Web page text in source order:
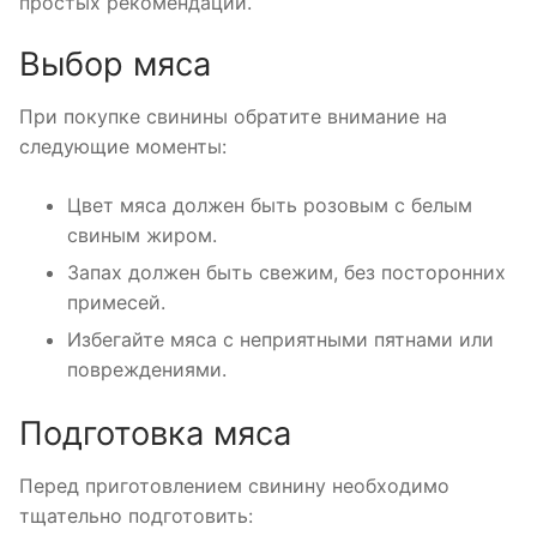
Выбор мяса
При покупке свинины обратите внимание на
следующие моменты:
Цвет мяса должен быть розовым с белым
свиным жиром.
Запах должен быть свежим, без посторонних
примесей.
Избегайте мяса с неприятными пятнами или
повреждениями.
Подготовка мяса
Перед приготовлением свинину необходимо
тщательно подготовить: